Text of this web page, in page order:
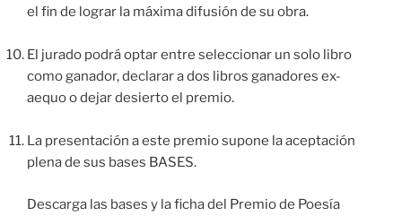
el fin de lograr la máxima difusión de su obra.
El jurado podrá optar entre seleccionar un solo libro
como ganador, declarar a dos libros ganadores ex-
aequo o dejar desierto el premio.
La presentación a este premio supone la aceptación
plena de sus bases BASES.
Descarga las bases y la ficha del Premio de Poesía